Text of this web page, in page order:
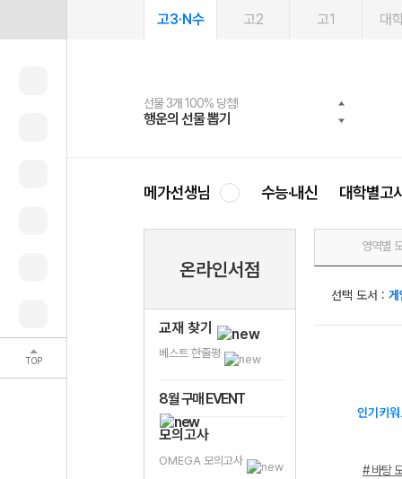
TOP
고3·N수 고2 고1 대
선물 3개 100% 당첨!
행운의 선물 뽑기
선물 100% 증정!
메가스터디 X 올리브
여름방학 스터디 캐시백
메가런 썸머스쿨
2027 러셀 단과
강사 공개선발
스마트러닝앱
설문 EVENT
메가패스
3일 무료 체험권
메가패스 수강생 무료혜택!
메가클럽 멤버십
사회공헌 캠페인
희망이룸 메가나눔
메가선생님 수능·내신 대학별고
온라인서점
교재 찾기
베스트 한줄평
8월 구매 EVENT
모의고사
OMEGA 모의고사
영역별
선택 도서 : 게
인기키
# 바탕